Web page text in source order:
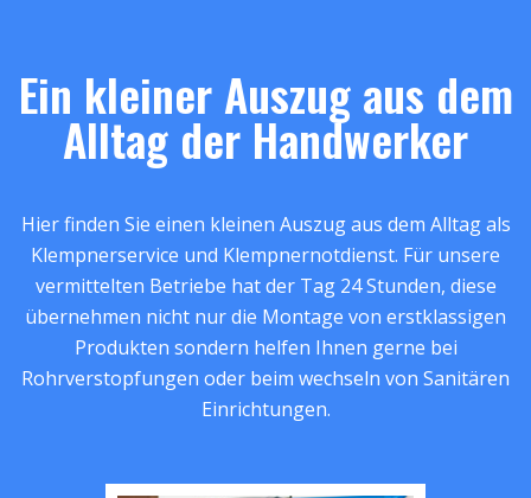
Ein kleiner Auszug aus dem
Alltag der Handwerker
Hier finden Sie einen kleinen Auszug aus dem Alltag als
Klempnerservice und Klempnernotdienst. Für unsere
vermittelten Betriebe hat der Tag 24 Stunden, diese
übernehmen nicht nur die Montage von erstklassigen
Produkten sondern helfen Ihnen gerne bei
Rohrverstopfungen oder beim wechseln von Sanitären
Einrichtungen.